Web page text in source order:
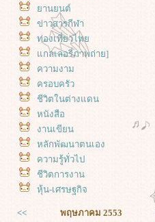
านยนต์
ข่าวสารกีฬา
ท่องเที่ยวไท
กลเลอรี่ภาพถ่าย]
ความงาม
ครอบครัว
ชีวิตในต่างแดน
หนังสือ
งานเขียน
หลักพัฒนาตนเอง
ความรู้ทั่วไป
ชีวิตการงาน
หุ้น-เศรษฐกิจ
<< พฤษภาคม 2553